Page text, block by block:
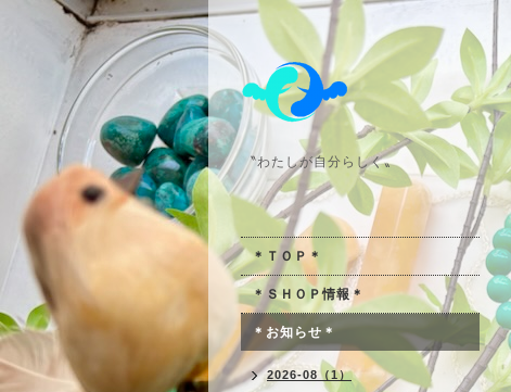
〝わたしが自分らしく〟
＊ＴＯＰ＊
＊ＳＨＯＰ情報＊
＊お知らせ＊
2026-08（1）